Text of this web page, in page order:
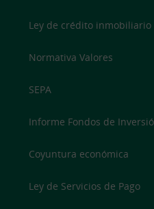
Ley de crédito inmobiliario
Normativa Valores
SEPA
Informe Fondos de
Coyuntura económica
Ley de Servicios de Pago